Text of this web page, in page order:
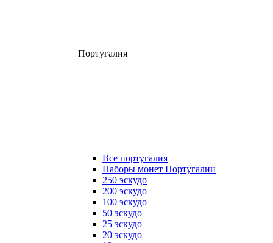
Португалия
Все португалия
Наборы монет Португалии
250 эскудо
200 эскудо
100 эскудо
50 эскудо
25 эскудо
20 эскудо